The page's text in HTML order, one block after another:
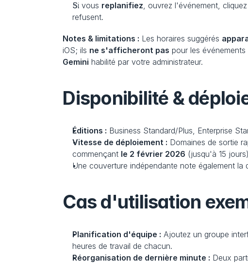
Si vous replanifiez, ouvrez l'événement,
refusent.
Notes & limitations : Les horaires suggérés
iOS; ils ne s'afficheront pas pour les
Gemini habilité par votre administrateur.
Disponibilité &
Éditions : Business Standard/Plus, Enterprise
Vitesse de déploiement : Domaines de sortie
commençant le 2 février 2026 (jusqu'à 15
Une couverture indépendante note également
Cas d'utilisation
Planification d'équipe : Ajoutez un groupe
heures de travail de chacun.
Réorganisation de dernière minute : Deux